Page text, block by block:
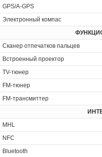
GPS/A-GPS
Электронный компас
Сканер отпечатков пальцев
Встроенный проектор
TV-тюнер
FM-тюнер
FM-трансмиттер
MHL
NFC
Bluetooth